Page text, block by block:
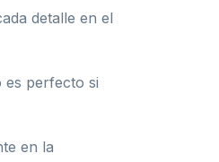
detalle en el
es perfecto si
en la